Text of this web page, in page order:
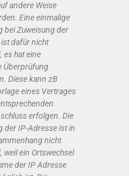
andere Weise
Eine einmalige
bei Zuweisung der
dafür nicht
es hat eine
Überprüfung
Diese kann zB
eines Vertrages
erfolgen. Die
der IP-Adresse ist in
nicht
weil ein Ortswechsel
der IP Adresse